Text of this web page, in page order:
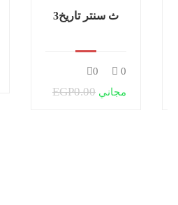
3ث سنتر تاريخ
0
0
EGP0.00 مجاني